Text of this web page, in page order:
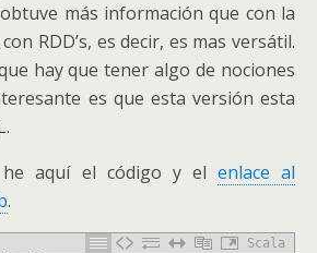
más información que con la
RDD’s, es decir, es mas versátil.
hay que tener algo de nociones
es que esta versión esta
he aquí el código y el enlace al
.
Scala